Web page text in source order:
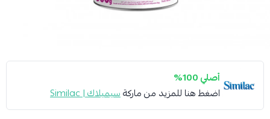
أصلي 100%
اضغط هنا للمزيد من ماركةسيميلاك | Similac